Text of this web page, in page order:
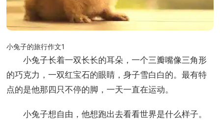
小兔子的旅行作文1
小兔子长着一双长长的耳朵，一个三瓣嘴像三角形
的巧克力，一双红宝石的眼睛，身子雪白白的。最有特
点的是他那四只不停的脚，一天一直在运动。
小兔子想自由，他想跑出去看看世界是什么样子。